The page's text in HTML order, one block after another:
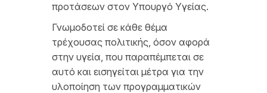
προτάσεων στον Υπουργό Υγείας.
Γνωμοδοτεί σε κάθε θέμα
τρέχουσας πολιτικής, όσον αφορά
στην υγεία, που παραπέμπεται σε
αυτό και εισηγείται μέτρα για την
υλοποίηση των προγραμματικών